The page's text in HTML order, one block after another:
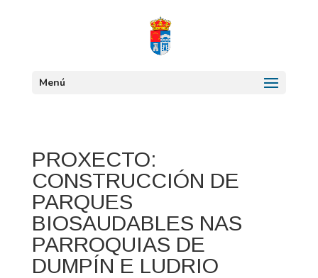
Menú
PROXECTO:
CONSTRUCCIÓN DE
PARQUES
BIOSAUDABLES NAS
PARROQUIAS DE
DUMPÍN E LUDRIO